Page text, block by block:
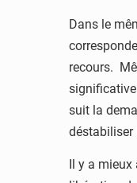
Dans le
recours.
significative
suit la
déstabiliser
Il y a